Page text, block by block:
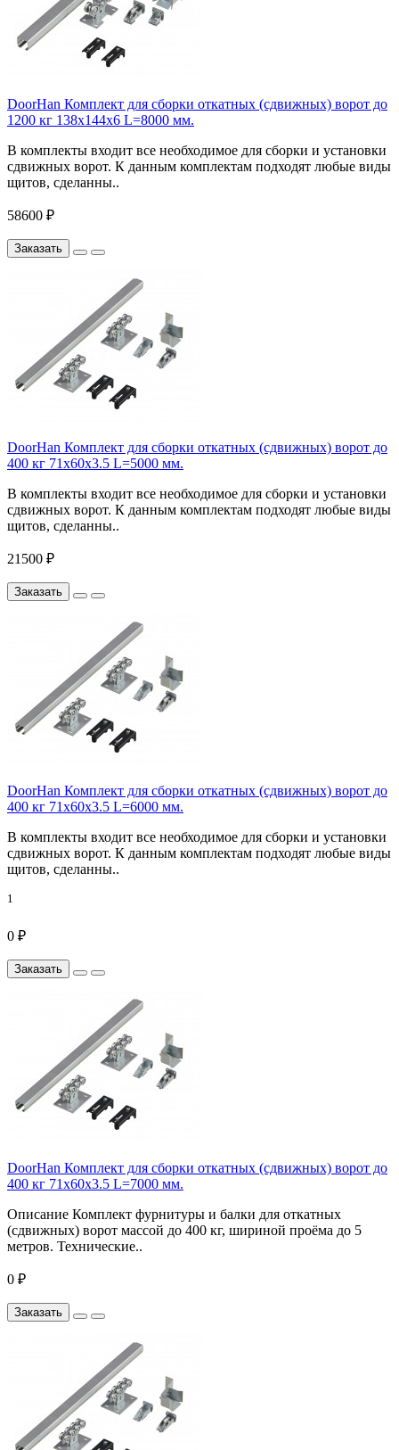
DoorHan Комплект для сборки откатных (сдвижных) ворот до
1200 кг 138х144х6 L=8000 мм.
В комплекты входит все необходимое для сборки и установки
сдвижных ворот. К данным комплектам подходят любые виды
щитов, сделанны..
58600 ₽
Заказать
DoorHan Комплект для сборки откатных (сдвижных) ворот до
400 кг 71x60x3.5 L=5000 мм.
В комплекты входит все необходимое для сборки и установки
сдвижных ворот. К данным комплектам подходят любые виды
щитов, сделанны..
21500 ₽
Заказать
DoorHan Комплект для сборки откатных (сдвижных) ворот до
400 кг 71x60x3.5 L=6000 мм.
В комплекты входит все необходимое для сборки и установки
сдвижных ворот. К данным комплектам подходят любые виды
щитов, сделанны..
1
0 ₽
Заказать
DoorHan Комплект для сборки откатных (сдвижных) ворот до
400 кг 71x60x3.5 L=7000 мм.
Описание Комплект фурнитуры и балки для откатных
(сдвижных) ворот массой до 400 кг, шириной проёма до 5
метров. Технические..
0 ₽
Заказать